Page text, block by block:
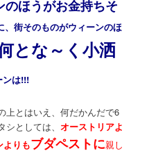
のほうがお金持ちそ
、街そのものがウィーンのほ
とな～く小洒
ンは!!!
上とはいえ、何だかんだで6
シとしては、オーストリアよ
よりもブダペストに親し